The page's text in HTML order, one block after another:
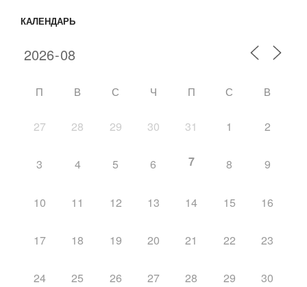
КАЛЕНДАРЬ
П В С Ч П С В
27 28 29 30 31 1 2
3 4 5 6 7 8 9
10 11 12 13 14 15 16
17 18 19 20 21 22 23
24 25 26 27 28 29 30